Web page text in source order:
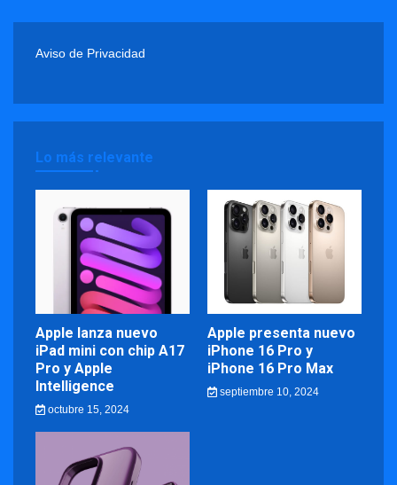
Aviso de Privacidad
Lo más relevante
Apple lanza nuevo
iPad mini con chip A17
Pro y Apple
Intelligence
octubre 15, 2024
Apple presenta nuevo
iPhone 16 Pro y
iPhone 16 Pro Max
septiembre 10, 2024